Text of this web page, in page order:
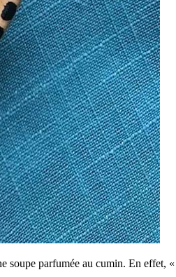
soupe parfumée au cumin. En